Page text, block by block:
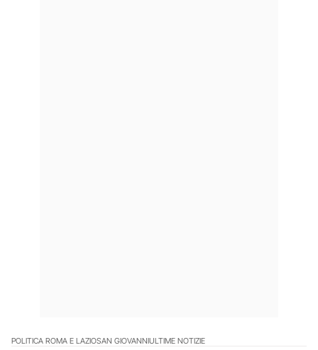
POLITICA ROMA E LAZIOSAN GIOVANNIULTIME NOTIZIE